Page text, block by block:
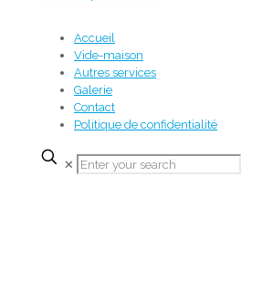
Accueil
Vide-maison
Autres services
Galerie
Contact
Politique de confidentialité
✕